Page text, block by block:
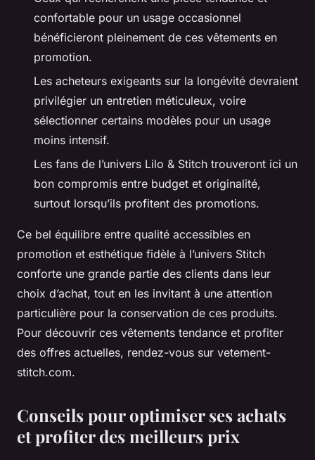
confortable pour un usage occasionnel
bénéficieront pleinement de ces vêtements en
promotion.
Les acheteurs exigeants sur la longévité devraient
privilégier un entretien méticuleux, voire
sélectionner certains modèles pour un usage
moins intensif.
Les fans de l’univers Lilo & Stitch trouveront ici un
bon compromis entre budget et originalité,
surtout lorsqu’ils profitent des promotions.
Ce bel équilibre entre qualité accessibles en
promotion et esthétique fidèle à l’univers Stitch
conforte une grande partie des clients dans leur
choix d’achat, tout en les invitant à une attention
particulière pour la conservation de ces produits.
Pour découvrir ces vêtements tendance et profiter
des offres actuelles, rendez-vous sur vetement-
stitch.com.
Conseils pour optimiser ses achats
et profiter des meilleurs prix